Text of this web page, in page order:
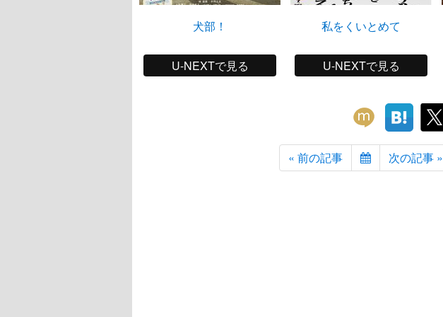
犬部！
U-NEXTで見る
私をくいとめて
U-NEXTで見る
« 前の記事 次の記事 »